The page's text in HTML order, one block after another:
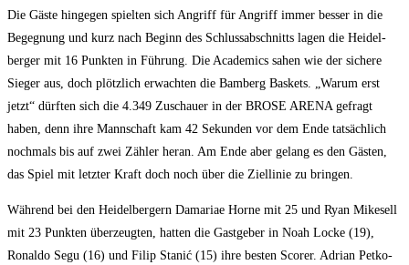
Die Gäs­te hin­ge­gen spiel­ten sich Angriff für Angriff immer bes­ser in die
Begeg­nung und kurz nach Beginn des Schluss­ab­schnitts lagen die Hei­del­
ber­ger mit 16 Punk­ten in Füh­rung. Die Aca­de­mics sahen wie der siche­re
Sie­ger aus, doch plötz­lich erwach­ten die Bam­berg Bas­kets. „War­um erst
jetzt“ dürf­ten sich die 4.349 Zuschau­er in der BROSE ARENA gefragt
haben, denn ihre Mann­schaft kam 42 Sekun­den vor dem Ende tat­säch­lich
noch­mals bis auf zwei Zäh­ler her­an. Am Ende aber gelang es den Gäs­ten,
das Spiel mit letz­ter Kraft doch noch über die Ziel­li­nie zu bringen.
Wäh­rend bei den Hei­del­ber­gern Dama­riae Hor­ne mit 25 und Ryan Mikesell
mit 23 Punk­ten über­zeug­ten, hat­ten die Gast­ge­ber in Noah Locke (19),
Ronal­do Segu (16) und Filip Sta­nić (15) ihre bes­ten Scorer. Adri­an Pet­ko­